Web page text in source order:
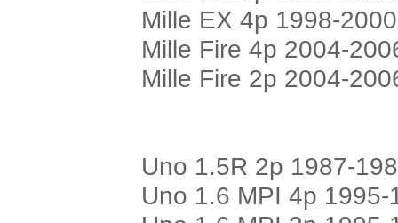
Mille EX 4p 1998-2000
Mille Fire 4p 2004-
Mille Fire 2p 2004-
Uno 1.5R 2p 1987-
Uno 1.6 MPI 4p 1995-